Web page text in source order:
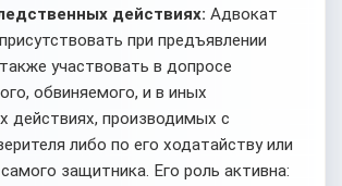
действиях: Адвокат
при предъявлении
участвовать в допросе
обвиняемого, и в иных
действиях, производимых с
либо по его ходатайству или
защитника. Его роль активна: